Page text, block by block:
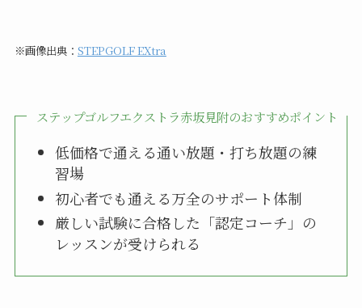
※画像出典： STEPGOLF EXtra
ステップゴルフエクストラ赤坂見附のおすすめポイント
低価格で通える通い放題・打ち放題の練
習場
初心者でも通える万全のサポート体制
厳しい試験に合格した「認定コーチ」の
レッスンが受けられる